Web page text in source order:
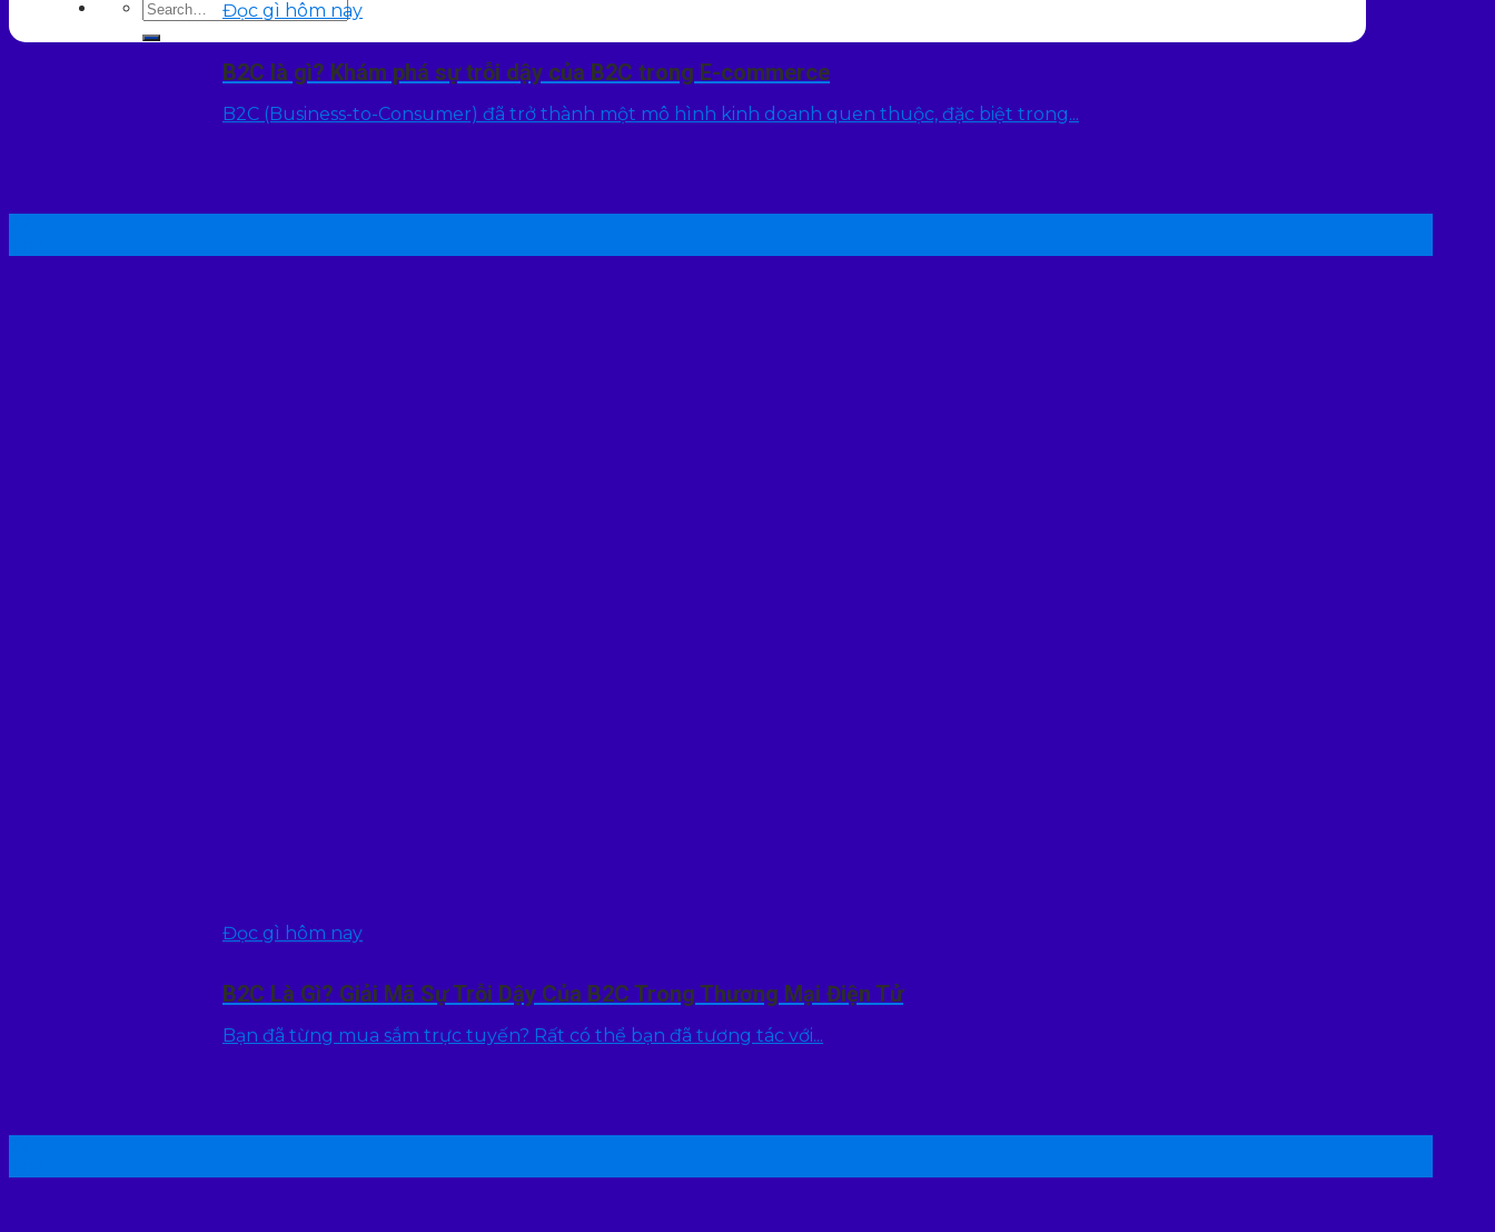
Đọc gì hôm nay
B2C là gì? Khám phá sự trỗi dậy của B2C trong E-commerce
B2C (Business-to-Consumer) đã trở thành một mô hình kinh doanh quen thuộc, đặc biệt trong...
Đọc gì hôm nay
B2C Là Gì? Giải Mã Sự Trỗi Dậy Của B2C Trong Thương Mại Điện Tử
Bạn đã từng mua sắm trực tuyến? Rất có thể bạn đã tương tác với...